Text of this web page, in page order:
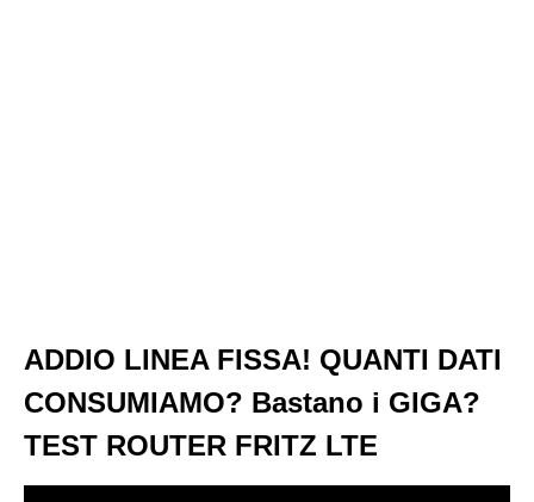
ADDIO LINEA FISSA! QUANTI DATI
CONSUMIAMO? Bastano i GIGA?
TEST ROUTER FRITZ LTE